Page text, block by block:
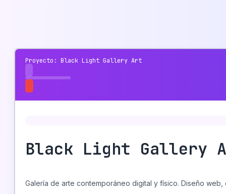
Proyecto: Black Light Gallery Art
Black Light Gallery
Galería de arte contemporáneo digital y físico. Diseño